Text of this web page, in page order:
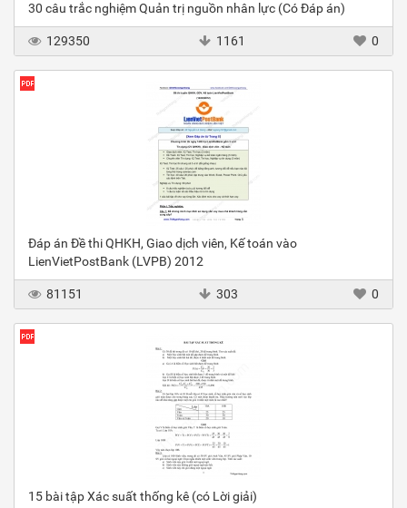
30 câu trắc nghiệm Quản trị nguồn nhân lực (Có Đáp án)
129350 1161 0
Đáp án Đề thi QHKH, Giao dịch viên, Kế toán vào
LienVietPostBank (LVPB) 2012
81151 303 0
15 bài tập Xác suất thống kê (có Lời giải)